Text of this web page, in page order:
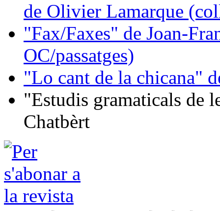
de Olivier Lamarque
"Fax/Faxes" de Joan-
OC/passatges)
"Lo cant de la chicana"
"Estudis gramaticals de
Chatbèrt